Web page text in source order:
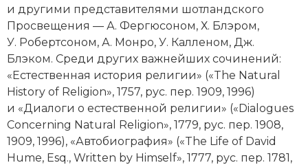
и другими представителями шотландского
Просвещения — А. Фергюсоном, Х. Блэром,
У. Робертсоном, А. Монро, У. Калленом, Дж.
Блэком. Среди других важнейших сочинений:
«Естественная история религии» («The Natural
History of Religion», 1757, рус. пер. 1909, 1996)
и «Диалоги о естественной религии» («Dialogues
Concerning Natural Religion», 1779, рус. пер. 1908,
1909, 1996), «Автобиография» («The Life of David
Hume, Esq., Written by Himself», 1777, рус. пер. 1781,